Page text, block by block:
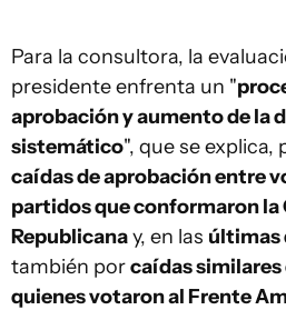
Para la consultora, la
presidente enfrenta un "
aprobación y aumento de la
sistemático", que se explica,
caídas de aprobación entre
partidos que conformaron la
Republicanay, en las últimas
también porcaídas
quienes votaron al Frente